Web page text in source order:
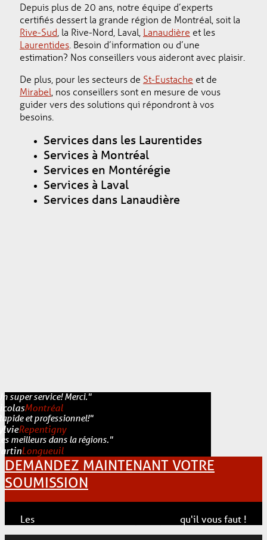
Depuis plus de 20 ans, notre équipe d’experts
certifiés dessert la grande région de Montréal, soit la
Rive-Sud, la Rive-Nord, Laval, Lanaudière et les
Laurentides. Besoin d’information ou d’une
estimation? Nos conseillers vous aideront avec plaisir.
De plus, pour les secteurs de St-Eustache et de
Mirabel, nos conseillers sont en mesure de vous
guider vers des solutions qui répondront à vos
besoins.
Services dans les Laurentides
Services à Montréal
Services en Montérégie
Services à Laval
Services dans Lanaudière
super service! Merci."
Montréal
et professionnel!"
Repentigny
meilleurs dans la régions."
Longueuil
DEMANDEZ MAINTENANT VOTRE
SOUMISSION
Les qu'il vous faut !